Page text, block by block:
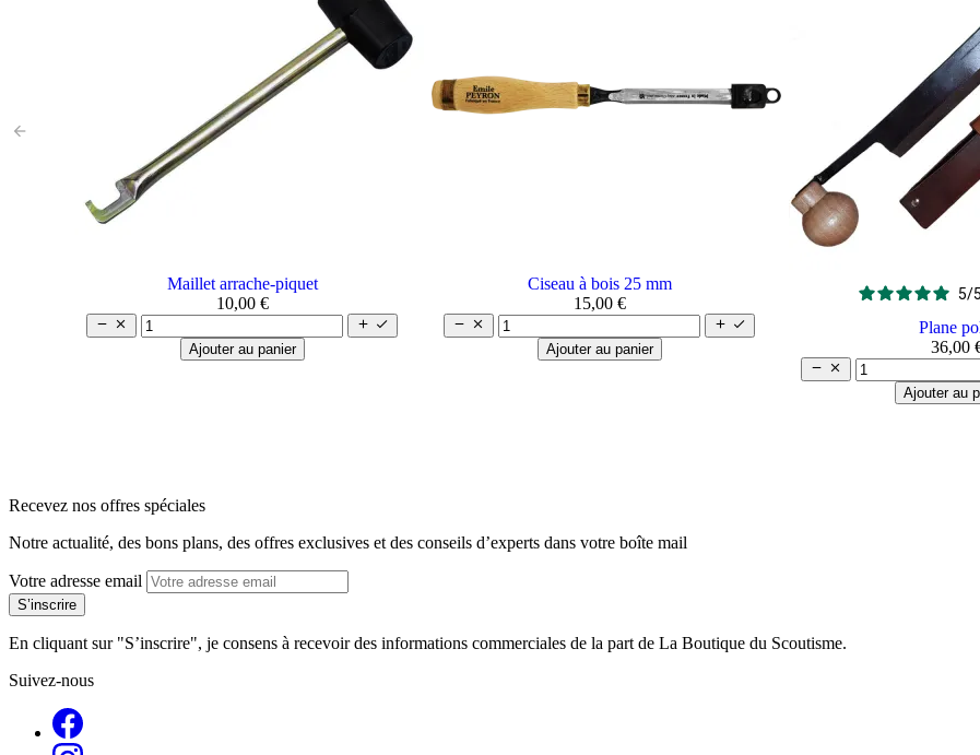
Maillet arrache-piquet
10,00 €
   
Ajouter au panier
Ciseau à bois 25 mm
15,00 €
   
Ajouter au panier
5/5
Plane
36,00
 
Ajouter au
arrow_back
Recevez nos offres spéciales
Notre actualité, des bons plans, des offres exclusives et des conseils d’experts dans votre boîte mail
Votre adresse email
En cliquant sur "S’inscrire", je consens à recevoir des informations commerciales de la part de La Boutique du Scoutisme.
Suivez-nous